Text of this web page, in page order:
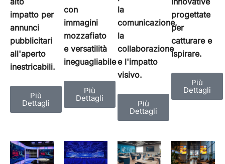
impatto per
annunci
pubblicitari
all'aperto
inestricabili.
Più
Dettagli
con
immagini
mozzafiato
e versatilità
ineguagliabile
Più
Dettagli
la
comunicazione,
la
collaborazione
e l'impatto
visivo.
Più
Dettagli
progettate
per
catturare e
ispirare.
Più
Dettagli